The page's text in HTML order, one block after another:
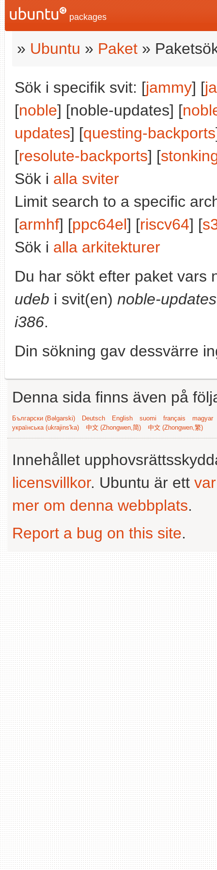
packages
» Ubuntu » Paket »
Sök i specifik svit: [jammy] [
[noble] [noble-updates] [
updates] [questing-backports
[resolute-backports] [
Sök i alla sviter
Limit search to a specific
[armhf] [ppc64el] [riscv64] [
Sök i alla arkitekturer
Du har sökt efter paket vars
udeb i svit(en) noble-updates
i386.
Din sökning gav dessvärre
Denna sida finns även på
Български (Bəlgarski) Deutsch English suomi français
magyar
українська (ukrajins'ka)
中文 (Zhongwen,简) 中文 (Zhongwen,繁)
Innehållet
licensvillkor. Ubuntu är ett
mer om denna webbplats.
Report a bug on this site.